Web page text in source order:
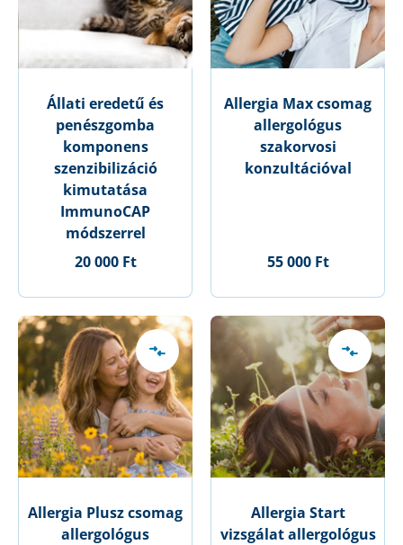
Állati eredetű és
penészgomba
komponens
szenzibilizáció
kimutatása
ImmunoCAP
módszerrel
20 000 Ft
Allergia Max csomag
allergológus
szakorvosi
konzultációval
55 000 Ft
Allergia Plusz csomag
allergológus
Allergia Start
vizsgálat allergológus